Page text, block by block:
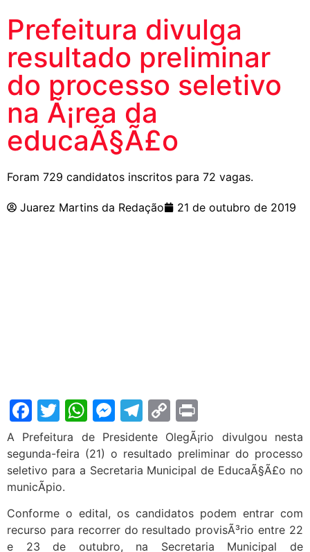
Prefeitura divulga
resultado preliminar
do processo seletivo
na Ã¡rea da
educaÃ§Ã£o
Foram 729 candidatos inscritos para 72 vagas.
Juarez Martins da Redação 21 de outubro de 2019
Facebook
Twitter
WhatsApp
Messenger
Telegram
Copy
Link
A Prefeitura de Presidente OlegÃ¡rio divulgou nesta
segunda-feira (21) o resultado preliminar do processo
seletivo para a Secretaria Municipal de EducaÃ§Ã£o no
municÃ­pio.
Conforme o edital, os candidatos podem entrar com
recurso para recorrer do resultado provisÃ³rio entre 22
e 23 de outubro, na Secretaria Municipal de